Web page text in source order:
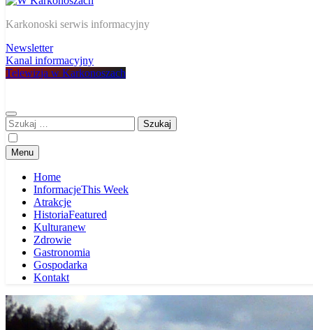
W Karkonoszach
Karkonoski serwis informacyjny
Newsletter
Kanal informacyjny
Telewizja w Karkonoszach
Szukaj:
Menu
Home
InformacjeThis Week
Atrakcje
HistoriaFeatured
Kulturanew
Zdrowie
Gastronomia
Gospodarka
Kontakt